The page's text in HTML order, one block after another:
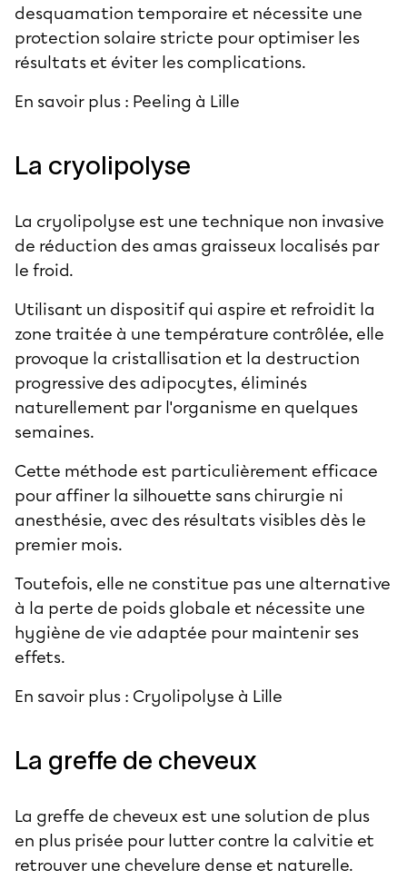
desquamation temporaire et nécessite une
protection solaire stricte pour optimiser les
résultats et éviter les complications.
En savoir plus : Peeling à Lille
La cryolipolyse
La cryolipolyse est une technique non invasive
de réduction des amas graisseux localisés par
le froid.
Utilisant un dispositif qui aspire et refroidit la
zone traitée à une température contrôlée, elle
provoque la cristallisation et la destruction
progressive des adipocytes, éliminés
naturellement par l'organisme en quelques
semaines.
Cette méthode est particulièrement efficace
pour affiner la silhouette sans chirurgie ni
anesthésie, avec des résultats visibles dès le
premier mois.
Toutefois, elle ne constitue pas une alternative
à la perte de poids globale et nécessite une
hygiène de vie adaptée pour maintenir ses
effets.
En savoir plus : Cryolipolyse à Lille
La greffe de cheveux
La greffe de cheveux est une solution de plus
en plus prisée pour lutter contre la calvitie et
retrouver une chevelure dense et naturelle.